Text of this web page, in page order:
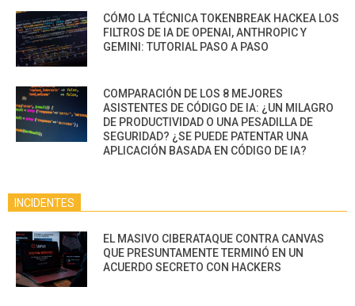
CÓMO LA TÉCNICA TOKENBREAK HACKEA LOS
FILTROS DE IA DE OPENAI, ANTHROPIC Y
GEMINI: TUTORIAL PASO A PASO
COMPARACIÓN DE LOS 8 MEJORES
ASISTENTES DE CÓDIGO DE IA: ¿UN MILAGRO
DE PRODUCTIVIDAD O UNA PESADILLA DE
SEGURIDAD? ¿SE PUEDE PATENTAR UNA
APLICACIÓN BASADA EN CÓDIGO DE IA?
INCIDENTES
EL MASIVO CIBERATAQUE CONTRA CANVAS
QUE PRESUNTAMENTE TERMINÓ EN UN
ACUERDO SECRETO CON HACKERS